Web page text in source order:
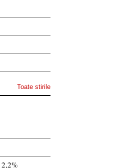
Toate stirile